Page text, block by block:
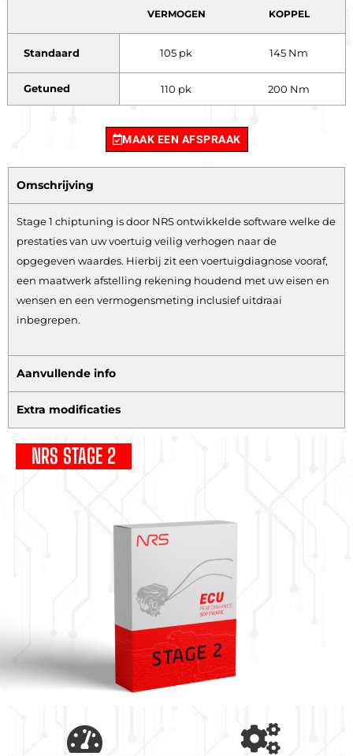
VERMOGEN KOPPEL
Standaard 105 pk 145 Nm
Getuned 110 pk 200 Nm
MAAK EEN AFSPRAAK
Omschrijving
Stage 1 chiptuning is door NRS ontwikkelde software welke de
prestaties van uw voertuig veilig verhogen naar de
opgegeven waardes. Hierbij zit een voertuigdiagnose vooraf,
een maatwerk afstelling rekening houdend met uw eisen en
wensen en een vermogensmeting inclusief uitdraai
inbegrepen.
Aanvullende info
Extra modificaties
NRS STAGE 2